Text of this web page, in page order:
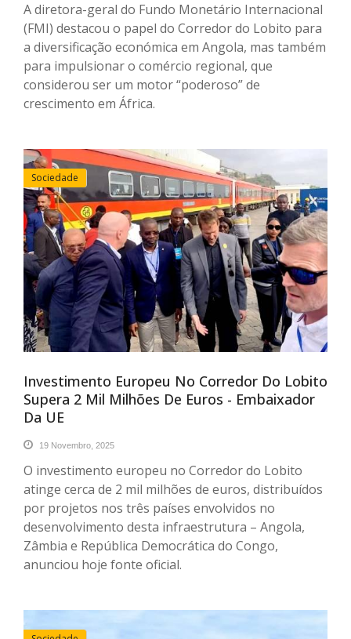
A diretora-geral do Fundo Monetário Internacional
(FMI) destacou o papel do Corredor do Lobito para
a diversificação económica em Angola, mas também
para impulsionar o comércio regional, que
considerou ser um motor “poderoso” de
crescimento em África.
Sociedade
Investimento Europeu No Corredor Do Lobito
Supera 2 Mil Milhões De Euros - Embaixador
Da UE
19 Novembro, 2025
O investimento europeu no Corredor do Lobito
atinge cerca de 2 mil milhões de euros, distribuídos
por projetos nos três países envolvidos no
desenvolvimento desta infraestrutura – Angola,
Zâmbia e República Democrática do Congo,
anunciou hoje fonte oficial.